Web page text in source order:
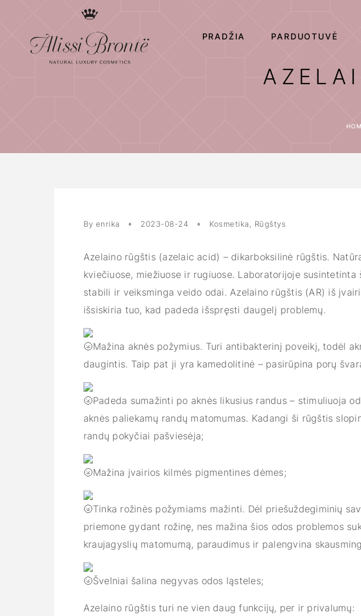
PRADŽIA PARDUOTUVĖ
By enrika 2023-08-24 Kosmetika Rūgštys
Azelaino rūgštis (azelaic acid) – dikarboksilinė rūgštis.
kviečiuose, miežiuose ir rugiuose. Laboratorijoje
stabili ir veiksminga veido odai. Azelaino rūgštis (AR) iš
išsiskiria tuo, kad padeda išspręsti daugelį problemų.
Mažina aknės požymius. Turi antibakterinį poveikį, todėl
daugintis. Taip pat ji yra kamedolitinė – pasirūpina porų
Padeda sumažinti po aknės likusius randus – stimuliuoja
aknės paliekamų randų matomumas. Kadangi ši rūgštis
randų pokyčiai pašviesėja;
Mažina įvairios kilmės pigmentines dėmes;
Tinka rožinės požymiams mažinti. Dėl priešuždegiminių
priemone gydant rožinę, nes mažina šios odos problemos
kraujagyslių matomumą, paraudimus ir palengvina
Švelniai šalina negyvas odos ląsteles;
Azelaino rūgštis turi ne vien daug funkcijų, per ir privalumų: